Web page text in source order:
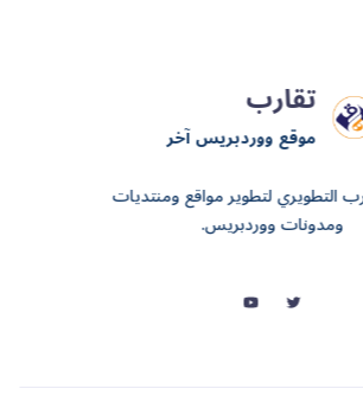
تقارب
موقع ووردبريس آخر
التطويري لتطوير مواقع ومنتديات
ومدونات ووردبريس.